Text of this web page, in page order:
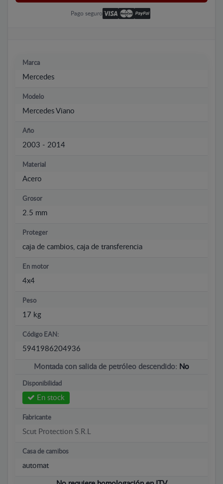
Pago seguro
Marca
Mercedes
Modelo
Mercedes Viano
Año
2003 - 2014
Material
Acero
Grosor
2.5 mm
Proteger
caja de cambios, caja de transferencia
En motor
4x4
Peso
17 kg
Código EAN:
5941986204936
Montada con salida de petróleo descendido: No
Disponibilidad
En stock
Fabricante
Scut Protection S.R.L
Casa de camibos
automat